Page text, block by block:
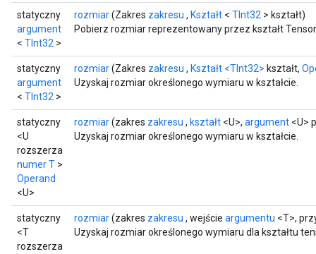
statyczny
argument
< TInt32 >
rozmiar(Zakres zakresu , Kształt < TInt32 > kształt)
Pobierz rozmiar reprezentowany przez kształt
statyczny
argument
< TInt32 >
rozmiar(Zakres zakresu , Kształt <TInt32> kształt,
Uzyskaj rozmiar określonego wymiaru w kształcie.
statyczny
<U
rozszerza
numer T >
Operand
<U>
rozmiar(zakres zakresu , kształt <U>, argument <U>
Uzyskaj rozmiar określonego wymiaru w kształcie.
statyczny
<T
rozszerza
rozmiar(zakres zakresu , wejście argumentu <T>,
Uzyskaj rozmiar określonego wymiaru dla kształtu